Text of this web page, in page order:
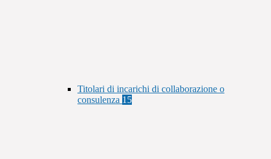
Titolari di incarichi di collaborazione o
consulenza 15